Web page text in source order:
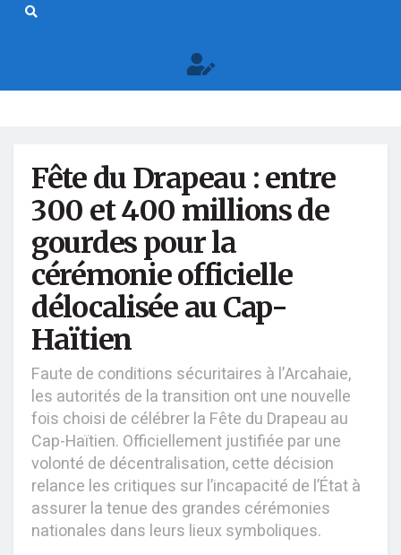
Fête du Drapeau : entre
300 et 400 millions de
gourdes pour la
cérémonie officielle
délocalisée au Cap-
Haïtien
Faute de conditions sécuritaires à l’Arcahaie,
les autorités de la transition ont une nouvelle
fois choisi de célébrer la Fête du Drapeau au
Cap-Haïtien. Officiellement justifiée par une
volonté de décentralisation, cette décision
relance les critiques sur l’incapacité de l’État à
assurer la tenue des grandes cérémonies
nationales dans leurs lieux symboliques.